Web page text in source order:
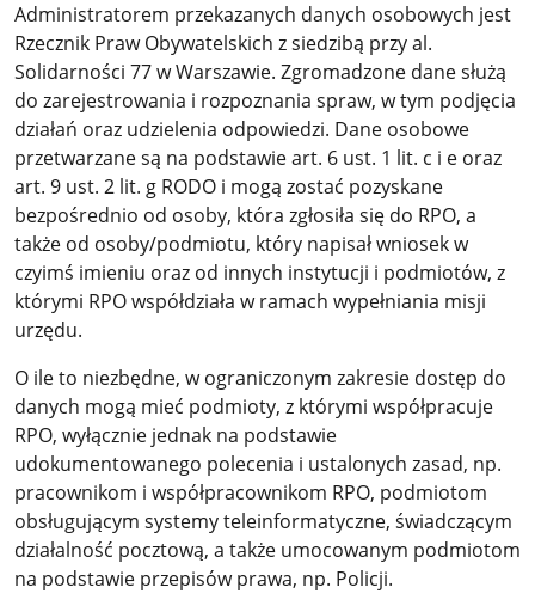
Administratorem przekazanych danych osobowych jest
Rzecznik Praw Obywatelskich z siedzibą przy al.
Solidarności 77 w Warszawie. Zgromadzone dane służą
do zarejestrowania i rozpoznania spraw, w tym podjęcia
działań oraz udzielenia odpowiedzi. Dane osobowe
przetwarzane są na podstawie art. 6 ust. 1 lit. c i e oraz
art. 9 ust. 2 lit. g RODO i mogą zostać pozyskane
bezpośrednio od osoby, która zgłosiła się do RPO, a
także od osoby/podmiotu, który napisał wniosek w
czyimś imieniu oraz od innych instytucji i podmiotów, z
którymi RPO współdziała w ramach wypełniania misji
urzędu.
O ile to niezbędne, w ograniczonym zakresie dostęp do
danych mogą mieć podmioty, z którymi współpracuje
RPO, wyłącznie jednak na podstawie
udokumentowanego polecenia i ustalonych zasad, np.
pracownikom i współpracownikom RPO, podmiotom
obsługującym systemy teleinformatyczne, świadczącym
działalność pocztową, a także umocowanym podmiotom
na podstawie przepisów prawa, np. Policji.